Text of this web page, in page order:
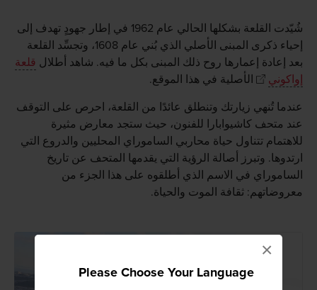
Please Choose Your Language
×
شُيّدت القلعة بشكلها الحالي عام 1962 في إطار جهودٍ تهدف إلى
إحياء ذكرى المبنى الأصلي الذي بُني عام 1608، وتجسِّد القلعة
بعد إعادة إعمارها روح ذلك المبنى بكل ما فيه. شاهد أطلال قلعة
إواكوني
الأصلية في هذا الموقع.
عندما تُنهي زيارتك وتنطلق عائدًا من القلعة، احرص على التوقف
عند متحف كاشيوابارا للفنون، حيث ستجد معارض مثيرة
للاهتمام تتناول حياة محاربي الساموراي المحليين والدروع التي
ارتدوها. وتبرز أصالة الرؤية التي يقدمها المتحف عن تاريخ
الساموراي في الاسم الذي أطلقوه على هذا الجزء من
معروضاتهم: ثقافة الموت والحياة.